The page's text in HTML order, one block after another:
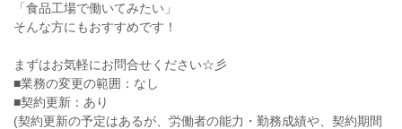
「食品工場で働いてみたい」
そんな方にもおすすめです！
まずはお気軽にお問合せください☆彡
■業務の変更の範囲：なし
■契約更新：あり
(契約更新の予定はあるが、労働者の能力・勤務成績や、契約期間